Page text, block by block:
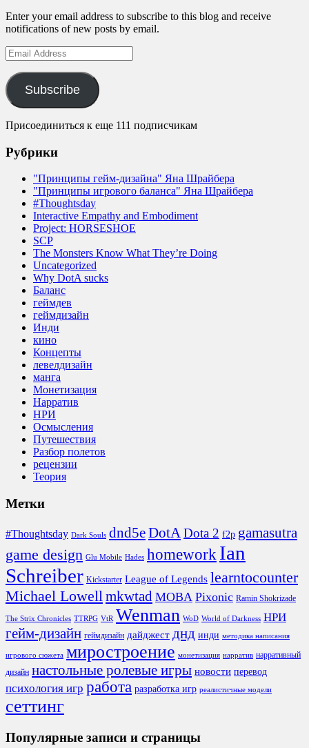
Enter your email address to subscribe to this blog and receive
notifications of new posts by email.
Email
Address
Subscribe
Присоединиться к еще 111 подписчикам
Рубрики
"Принципы гейм-дизайна" Яна Шрайбера
"Принципы игрового баланса" Яна Шрайбера
#Thoughtsday
Interactive Empathy and Embodiment
Project: HORSESHOE
SCP
The Monsters Know What They’re Doing
Uncategorized
Why DotA sucks
Баланс
геймдев
геймдизайн
Инди
кино
Концепты
левелдизайн
манга
Монетизация
Нарратив
НРИ
Осмысления
Путешествия
Разбор полетов
рецензии
Теория
Метки
#Thoughtsday Dark Souls dnd5eDotADota 2 f2p gamasutra
game design Glu Mobile Hades homework Ian
Schreiber Kickstarter League of Legends learntocounter
Michael Lowell mkwtad MOBA Pixonic Ramin Shokrizade
The Strix Chronicles TTRPG VtR Wenman WoD World of Darkness НРИ
гейм-дизайн геймдизайн дайджест днд инди методика написания
игрового сюжета миростроение монетизация нарратив нарративный
дизайн настольные ролевые игры новости перевод
психология игр работа разработка игр реалистичные модели
сеттинг
Популярные записи и страницы